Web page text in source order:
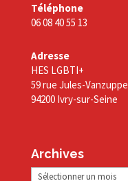
Téléphone
06 08 40 55 13
Adresse
HES LGBTI+
59 rue Jules-Vanzuppe
94200 Ivry-sur-Seine
Archives
Archives